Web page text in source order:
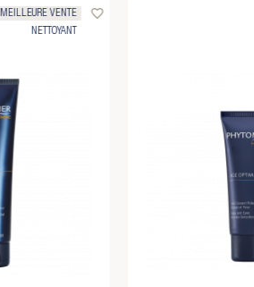
MEILLEURE VENTE
NETTOYANT
favorite_border